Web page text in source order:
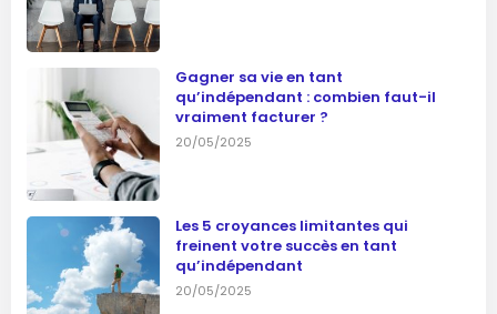
Gagner sa vie en tant
qu’indépendant : combien faut-il
vraiment facturer ?
20/05/2025
Les 5 croyances limitantes qui
freinent votre succès en tant
qu’indépendant
20/05/2025